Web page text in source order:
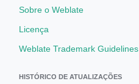
Sobre o Weblate
Licença
Weblate Trademark Guidelines
HISTÓRICO DE ATUALIZAÇÕES